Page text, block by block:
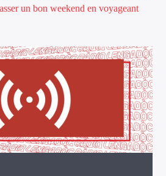
un bon weekend en voyageant